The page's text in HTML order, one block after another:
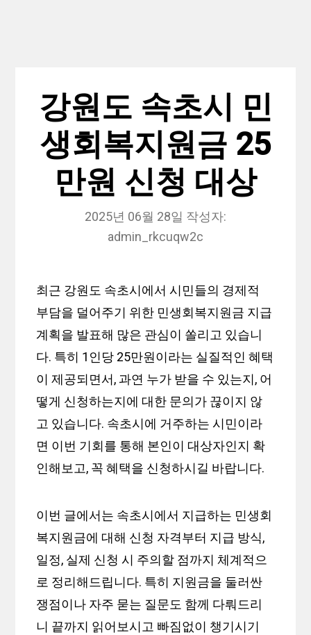
강원도 속초시 민
생회복지원금 25
만원 신청 대상
2025년 06월 28일 작성자:
admin_rkcuqw2c
최근 강원도 속초시에서 시민들의 경제적
부담을 덜어주기 위한 민생회복지원금 지급
계획을 발표해 많은 관심이 쏠리고 있습니
다. 특히 1인당 25만원이라는 실질적인 혜택
이 제공되면서, 과연 누가 받을 수 있는지, 어
떻게 신청하는지에 대한 문의가 끊이지 않
고 있습니다. 속초시에 거주하는 시민이라
면 이번 기회를 통해 본인이 대상자인지 확
인해보고, 꼭 혜택을 신청하시길 바랍니다.
이번 글에서는 속초시에서 지급하는 민생회
복지원금에 대해 신청 자격부터 지급 방식,
일정, 실제 신청 시 주의할 점까지 체계적으
로 정리해드립니다. 특히 지원금을 둘러싼
쟁점이나 자주 묻는 질문도 함께 다뤄드리
니 끝까지 읽어보시고 빠짐없이 챙기시기